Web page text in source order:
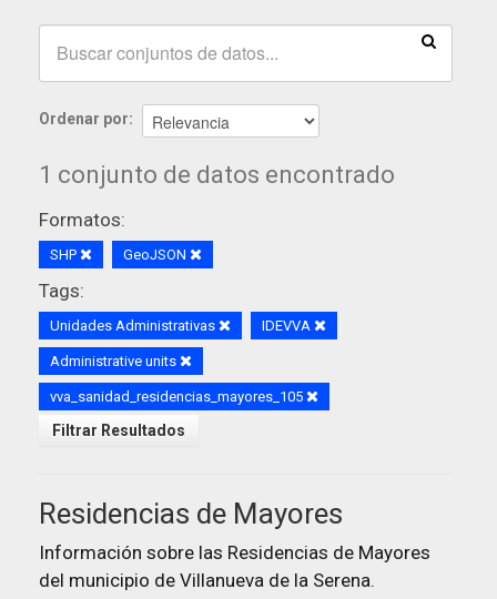
Ordenar por
1 conjunto de datos encontrado
Formatos:
SHP GeoJSON
Tags:
Unidades Administrativas IDEVVA
Administrative units
vva_sanidad_residencias_mayores_105
Filtrar Resultados
Residencias de Mayores
Información sobre las Residencias de Mayores
del municipio de Villanueva de la Serena.